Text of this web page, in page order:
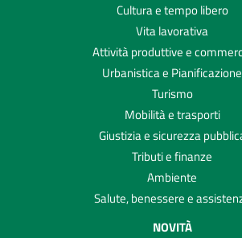
Cultura e tempo libero
Vita lavorativa
Attività produttive e
Urbanistica e Pianificazione
Turismo
Mobilità e trasporti
Giustizia e sicurezza
Tributi e finanze
Ambiente
Salute, benessere e
NOVITÀ